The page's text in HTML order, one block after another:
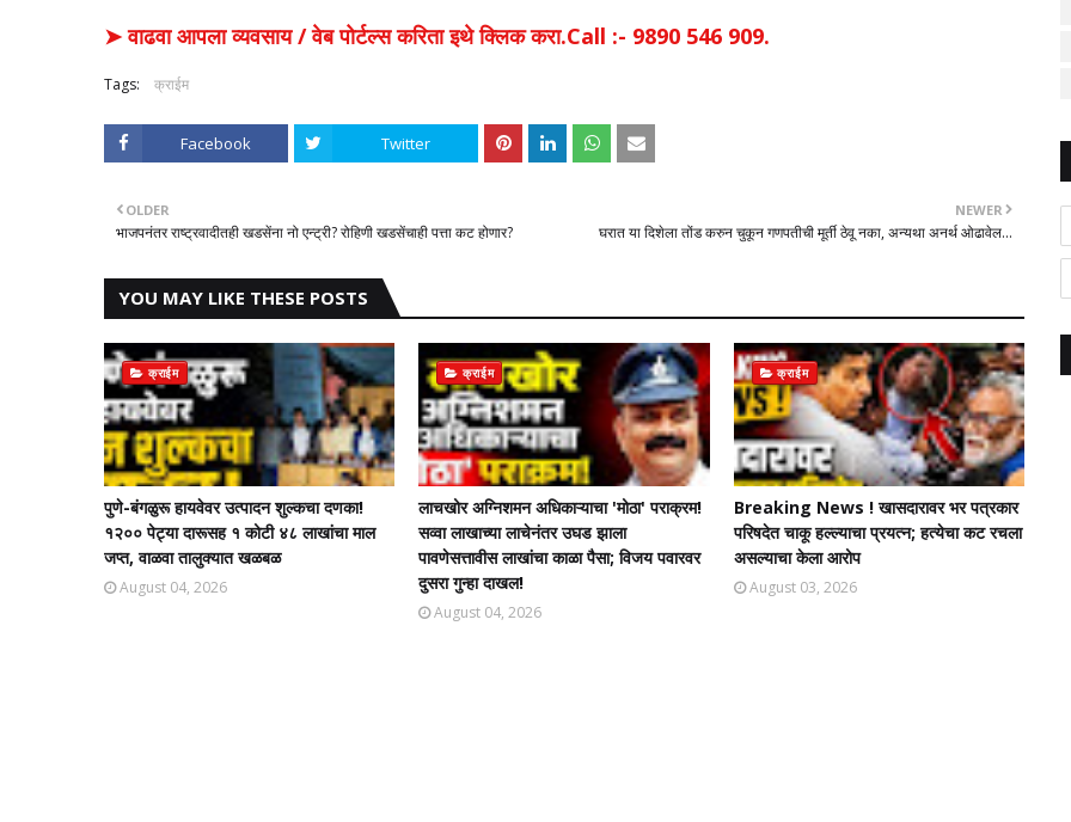
➤ वाढवा आपला व्यवसाय / वेब पोर्टल्स करिता इथे क्लिक करा.Call :- 9890 546 909.
Tags: क्राईम
Facebook Twitter
NEWER
घरात या दिशेला तोंड करुन चुकून गणपतीची मूर्ती ठेवू नका, अन्यथा अनर्थ ओढावेल...
OLDER
भाजपनंतर राष्ट्रवादीतही खडसेंना नो एन्ट्री? रोहिणी खडसेंचाही पत्ता कट होणार?
YOU MAY LIKE THESE POSTS
क्राईम
पुणे-बंगळुरू हायवेवर उत्पादन शुल्कचा दणका!
१२०० पेट्या दारूसह १ कोटी ४८ लाखांचा माल
जप्त, वाळवा तालुक्यात खळबळ
August 04, 2026
क्राईम
लाचखोर अग्निशमन अधिकाऱ्याचा 'मोठा' पराक्रम!
सव्वा लाखाच्या लाचेनंतर उघड झाला
पावणेसत्तावीस लाखांचा काळा पैसा; विजय पवारवर
दुसरा गुन्हा दाखल!​
August 04, 2026
क्राईम
Breaking News ! खासदारावर भर पत्रकार
परिषदेत चाकू हल्ल्याचा प्रयत्न; हत्येचा कट रचला
असल्याचा केला आरोप
August 03, 2026